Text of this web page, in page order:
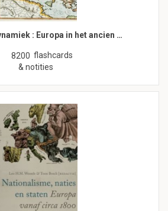
: Europa in het ancien …
8200 flashcards
& notities